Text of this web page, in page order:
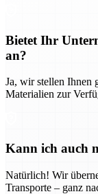
Bietet Ihr
an?
Ja, wir stellen Ihnen
Materialien zur
Kann ich auch
Natürlich! Wir
Transporte – ganz